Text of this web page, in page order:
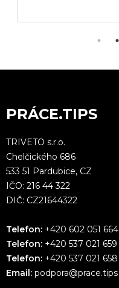
PRÁCE.TIPS
TRIVETO s.r.o.
Chelčického 686
533 51 Pardubice, CZ
IČO: 216 44 322
DIČ: CZ21644322
Telefon: +420 602 051 664
Telefon: +420 537 021 659
Telefon: +420 537 021 658
Email: podpora@prace.tips